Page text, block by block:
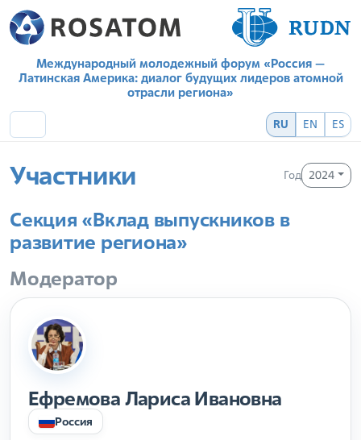
Международный молодежный форум «Россия —
Латинская Америка: диалог будущих лидеров атомной
отрасли региона»
RU EN ES
Участники Год 2024
Секция «Вклад выпускников в
развитие региона»
Модератор
Ефремова Лариса Ивановна
Россия